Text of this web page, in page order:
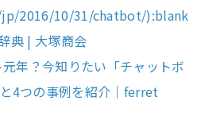
2016/10/31/chatbot/):blank
典 | 大塚商会
年？今知りたい「チャットボ
4つの事例を紹介｜ferret